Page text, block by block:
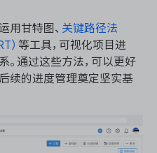
用甘特图、 关键路径法
） 等工具，可视化项目进
。通过这些方法，可以更好
续的进度管理奠定坚实基